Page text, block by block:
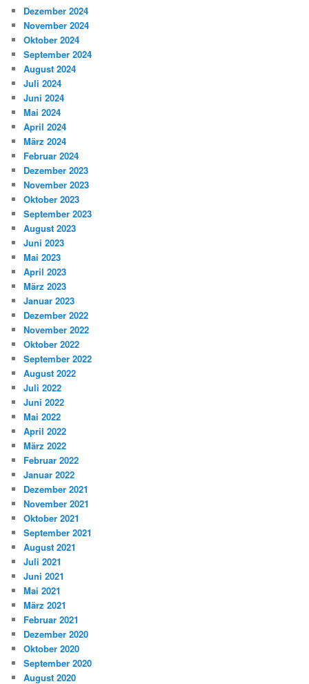
Dezember 2024
November 2024
Oktober 2024
September 2024
August 2024
Juli 2024
Juni 2024
Mai 2024
April 2024
März 2024
Februar 2024
Dezember 2023
November 2023
Oktober 2023
September 2023
August 2023
Juni 2023
Mai 2023
April 2023
März 2023
Januar 2023
Dezember 2022
November 2022
Oktober 2022
September 2022
August 2022
Juli 2022
Juni 2022
Mai 2022
April 2022
März 2022
Februar 2022
Januar 2022
Dezember 2021
November 2021
Oktober 2021
September 2021
August 2021
Juli 2021
Juni 2021
Mai 2021
März 2021
Februar 2021
Dezember 2020
Oktober 2020
September 2020
August 2020